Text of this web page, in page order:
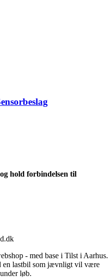
hold forbindelsen til
- med base i Tilst i Aarhus.
en lastbil som jævnligt vil være
løb.